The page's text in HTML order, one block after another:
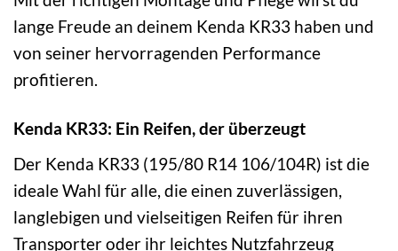
lange Freude an deinem Kenda KR33 haben und
von seiner hervorragenden Performance
profitieren.
Kenda KR33: Ein Reifen, der überzeugt
Der Kenda KR33 (195/80 R14 106/104R) ist die
ideale Wahl für alle, die einen zuverlässigen,
langlebigen und vielseitigen Reifen für ihren
Transporter oder ihr leichtes Nutzfahrzeug